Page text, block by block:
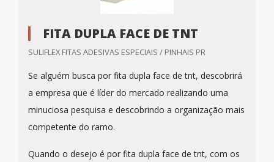
FITA DUPLA FACE DE TNT
SULIFLEX FITAS ADESIVAS ESPECIAIS / PINHAIS PR
Se alguém busca por fita dupla face de tnt, descobrirá
a empresa que é líder do mercado realizando uma
minuciosa pesquisa e descobrindo a organização mais
competente do ramo.
Quando o desejo é por fita dupla face de tnt, com os